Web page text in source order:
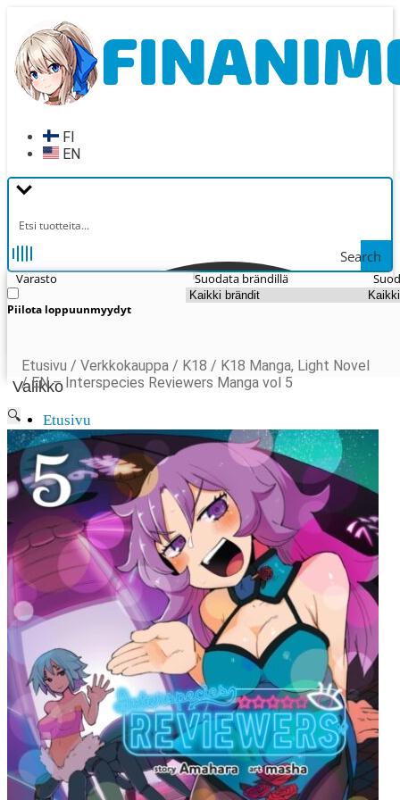
navigointiin
sisältöön
FI
EN
Search
Varasto
Piilota loppuunmyydyt
Suodata brändillä
Valikko
Etusivu
Ajankohtaisia asioita
Verkkokauppa
Mitä lahjaksi animefanille?
Viimeksi saapuneita
Myymälä & Showroom
Resurssit
Figuurien keräily harrastukse …
Tapahtumat
Anime-retket
Huomioitavia asioita
Anohana
Clannad
Elfen Lied
Fate/Stay Night & Fate/Zero
Haruhi Suzumiya
Higurashi
Kimi no Na Wa
Miss Kobayashi’s Dragon Maid
Oreimo
Sanasto
MMD
Etusivu / Verkkokauppa / K18 / K18 Manga, Light Novel
/EN – Interspecies Reviewers Manga vol 5
🔍